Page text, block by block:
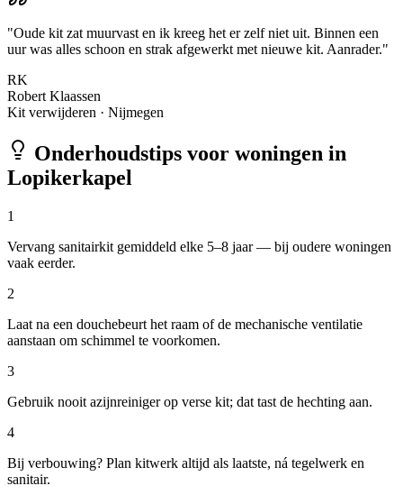
"Oude kit zat muurvast en ik kreeg het er zelf niet uit. Binnen een
uur was alles schoon en strak afgewerkt met nieuwe kit. Aanrader."
RK
Robert Klaassen
Kit verwijderen · Nijmegen
Onderhoudstips voor woningen in
Lopikerkapel
1
Vervang sanitairkit gemiddeld elke 5–8 jaar — bij oudere woningen
vaak eerder.
2
Laat na een douchebeurt het raam of de mechanische ventilatie
aanstaan om schimmel te voorkomen.
3
Gebruik nooit azijnreiniger op verse kit; dat tast de hechting aan.
4
Bij verbouwing? Plan kitwerk altijd als laatste, ná tegelwerk en
sanitair.